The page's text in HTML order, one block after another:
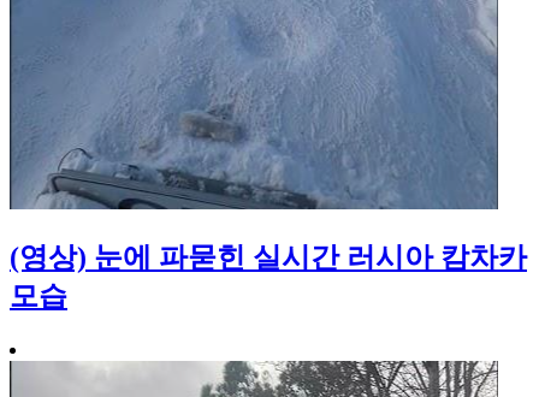
(영상) 눈에 파묻힌 실시간 러시아 캄차카
모습